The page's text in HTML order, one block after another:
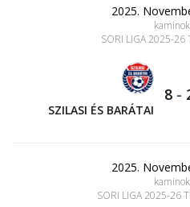
2025.
SORI LIGA 2025-26
SZILASI ÉS BARÁTAI
8 -
2025.
SORI LIGA 2025-26